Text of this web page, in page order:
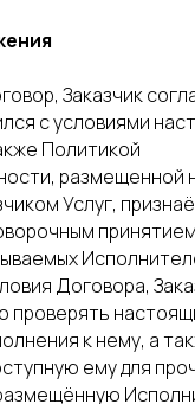
Заказчик
с условиями
Политикой
размещенной
Услуг,
Договора,
проверять
к нему, а
ему для